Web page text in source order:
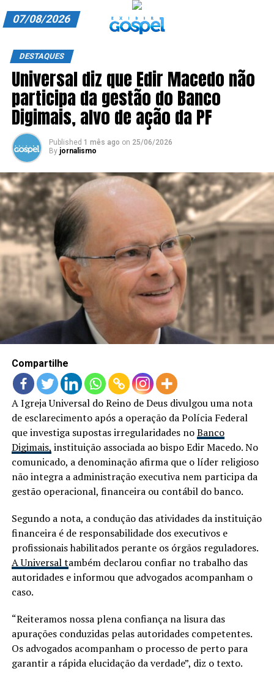
ANUNCIE CONOSCO
ASSINE
CARRINHO
EDITORIAL
ENTREVISTAS
EXPEDIENTE
FINALIZAR COMPRA
HOME
LANÇAMENTOS
07/08/2026
DESTAQUES
Universal diz que Edir Macedo não
participa da gestão do Banco
Digimais, alvo de ação da PF
Published 1 mês ago on 25/06/2026
By jornalismo
Compartilhe
A Igreja Universal do Reino de Deus divulgou uma nota
de esclarecimento após a operação da Polícia Federal
que investiga supostas irregularidades noBanco
Digimais, instituição associada ao bispo Edir Macedo. No
comunicado, a denominação afirma que o líder religioso
não integra a administração executiva nem participa da
gestão operacional, financeira ou contábil do banco.
Segundo a nota, a condução das atividades da instituição
financeira é de responsabilidade dos executivos e
profissionais habilitados perante os órgãos reguladores.
A Universal também declarou confiar no trabalho das
autoridades e informou que advogados acompanham o
caso.
“Reiteramos nossa plena confiança na lisura das
apurações conduzidas pelas autoridades competentes.
Os advogados acompanham o processo de perto para
garantir a rápida elucidação da verdade”, diz o texto.